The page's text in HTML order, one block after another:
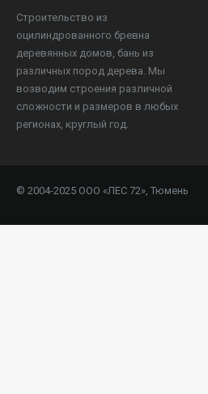
Cтроительство из
оцилиндрованного бревна
деревянных домов, бань из
различных пород дерева. Мы
возводим строения различной
сложности и размеров в любых
регионах, круглый год.
© 2004-2025 ООО «ЛЕС 72», Тюмень